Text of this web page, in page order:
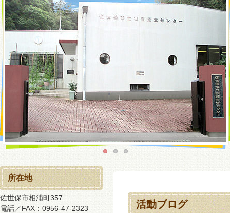
活動ブログ
所在地
佐世保市相浦町357
電話／FAX：0956-47-2323